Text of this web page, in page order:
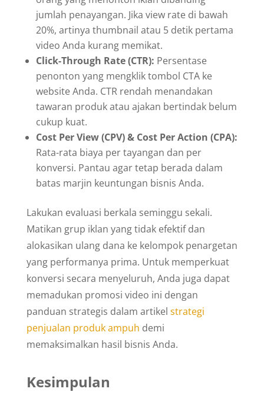
jumlah penayangan. Jika view rate di bawah
20%, artinya thumbnail atau 5 detik pertama
video Anda kurang memikat.
Click-Through Rate (CTR): Persentase
penonton yang mengklik tombol CTA ke
website Anda. CTR rendah menandakan
tawaran produk atau ajakan bertindak belum
cukup kuat.
Cost Per View (CPV) & Cost Per Action (CPA):
Rata-rata biaya per tayangan dan per
konversi. Pantau agar tetap berada dalam
batas marjin keuntungan bisnis Anda.
Lakukan evaluasi berkala seminggu sekali.
Matikan grup iklan yang tidak efektif dan
alokasikan ulang dana ke kelompok penargetan
yang performanya prima. Untuk memperkuat
konversi secara menyeluruh, Anda juga dapat
memadukan promosi video ini dengan
panduan strategis dalam artikel strategi
penjualan produk ampuh demi
memaksimalkan hasil bisnis Anda.
Kesimpulan